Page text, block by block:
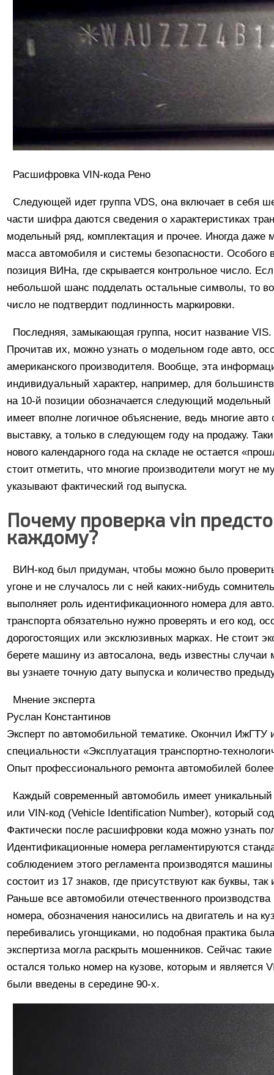
Расшифровка VIN-кода Рено
Следующей идет группа VDS, она включает в себя
части шифра даются сведения о характеристиках
модельный ряд, комплектация и прочее. Иногда даже
масса автомобиля и системы безопасности. Особого
позиция ВИНа, где скрывается контрольное число.
небольшой шанс подделать остальные символы, то
число не подтвердит подлинность маркировки.
Последняя, замыкающая группа, носит название
Прочитав их, можно узнать о модельном годе авто,
американского производителя. Вообще, эта
индивидуальный характер, например, для
на 10-й позиции обозначается следующий
имеет вполне логичное объяснение, ведь многие авто
выставку, а только в следующем году на продажу.
нового календарного года на складе не остается
стоит отметить, что многие производители могут не
указывают фактический год выпуска.
Почему проверка vin
каждому?
ВИН-код был придуман, чтобы можно было
угоне и не случалось ли с ней каких-нибудь
выполняет роль идентификационного номера для
транспорта обязательно нужно проверять и его код,
дорогостоящих или эксклюзивных марках. Не стоит
берете машину из автосалона, ведь известны
вы узнаете точную дату выпуска и количество
Мнение эксперта
Руслан Константинов
Эксперт по автомобильной тематике. Окончил
специальности «Эксплуатация транспортно-
Опыт профессионального ремонта автомобилей более
Каждый современный автомобиль имеет
или VIN-код (Vehicle Identification Number), который
Фактически после расшифровки кода можно узнать
Идентификационные номера регламентируются
соблюдением этого регламента производятся
состоит из 17 знаков, где присутствуют как буквы,
Раньше все автомобили отечественного
номера, обозначения наносились на двигатель и на
перебивались угонщиками, но подобная практика
экспертиза могла раскрыть мошенников. Сейчас
остался только номер на кузове, которым и является
были введены в середине 90-х.